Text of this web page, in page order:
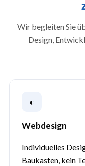
Wir begleiten Sie
Design,
◐
Webdesign
Individuelles
Baukasten, kein